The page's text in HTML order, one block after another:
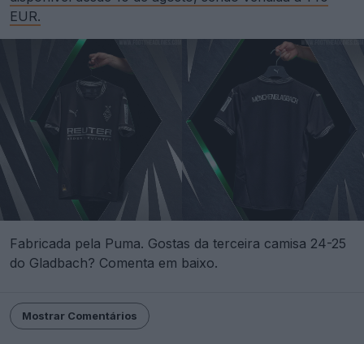
EUR.
Fabricada pela Puma. Gostas da terceira camisa 24-25
do Gladbach? Comenta em baixo.
Mostrar Comentários